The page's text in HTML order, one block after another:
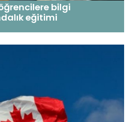
bilgi
eğitimi